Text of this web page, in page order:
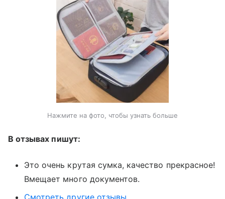
Нажмите на фото, чтобы узнать больше
В отзывах пишут:
Это очень крутая сумка, качество прекрасное!
Вмещает много документов.
Смотреть другие отзывы